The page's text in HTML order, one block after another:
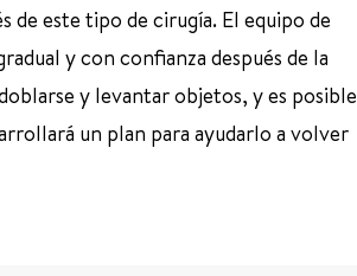
de este tipo de cirugía. El equipo de
y con confianza después de la
y levantar objetos, y es posible
un plan para ayudarlo a volver